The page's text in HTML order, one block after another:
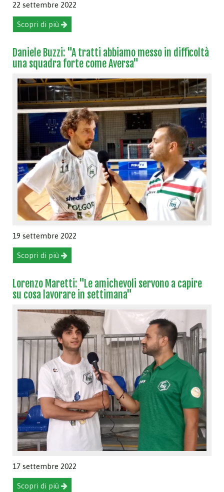
22 settembre 2022
Scopri di più
Daniele Buzzi: "A tratti abbiamo messo in difficoltà
una squadra forte come Aversa"
19 settembre 2022
Scopri di più
Lorenzo Maretti: "Le amichevoli servono a capire
su cosa lavorare in settimana"
17 settembre 2022
Scopri di più